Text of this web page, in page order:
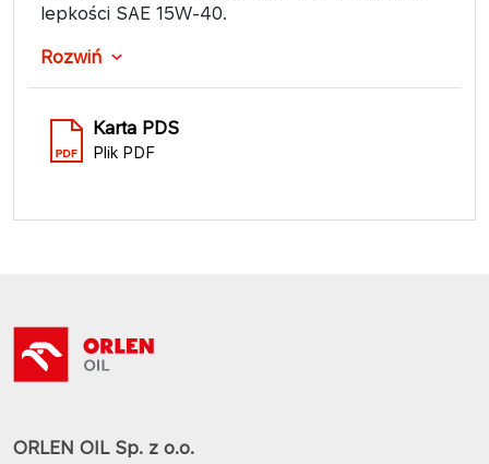
lepkości SAE 15W-40.
Rozwiń
Karta PDS
Plik PDF
ORLEN OIL Sp. z o.o.